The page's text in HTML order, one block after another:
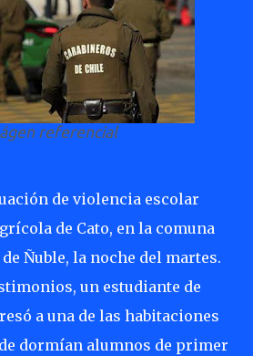
referencial
de violencia escolar
de Cato, en la comuna
Ñuble, la noche del martes.
un estudiante de
a una de las habitaciones
dormían alumnos de primer